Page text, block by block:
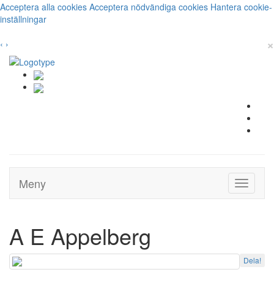
Acceptera alla cookies Acceptera nödvändiga cookies Hantera cookie-
inställningar
‹ › ×
Toggle
Meny
A E Appelberg
Dela!